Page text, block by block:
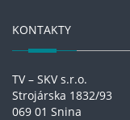
KONTAKTY
TV – SKV s.r.o.
Strojárska 1832/93
069 01 Snina